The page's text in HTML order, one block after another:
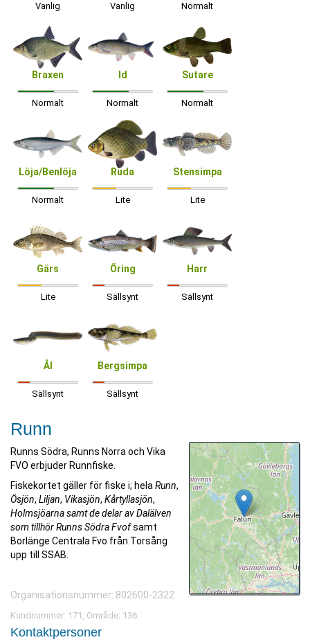
Vanlig Vanlig Normalt
Braxen
Normalt
Id
Normalt
Sutare
Normalt
Löja/Benlöja
Normalt
Ruda
Lite
Stensimpa
Lite
Gärs
Lite
Öring
Sällsynt
Harr
Sällsynt
Ål
Sällsynt
Bergsimpa
Sällsynt
Runn
Runns Södra, Runns Norra och Vika
FVO erbjuder Runnfiske.
Fiskekortet gäller för fiske i; hela Runn,
Ösjön, Liljan, Vikasjön, Kårtyllasjön,
Holmsjöarna samt de delar av Dalälven
som tillhör Runns Södra Fvofsamt
Borlänge Centrala Fvo från Torsång
upp till SSAB.
Organisationsnummer: 802600-2322
Kundnummer: 171, Område: 136.
Kontaktpersoner